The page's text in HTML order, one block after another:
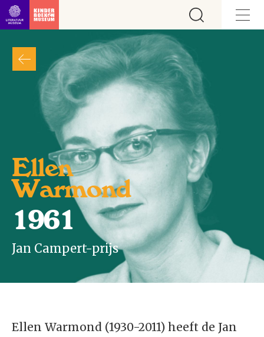
Ga direct naar inhoud
Ellen
Warmond
1961
Jan Campert-prijs
Ellen Warmond (1930-2011) heeft de Jan